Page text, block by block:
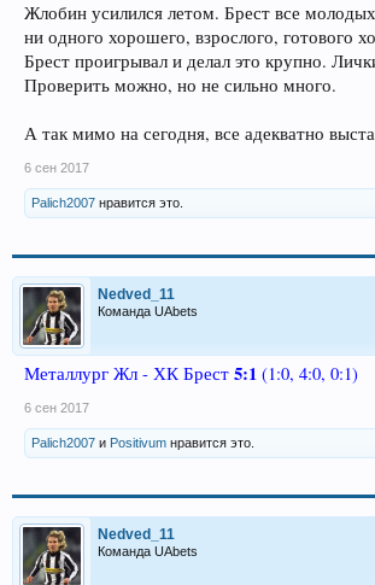
Жлобин усилился летом. Брест все
ни одного хорошего, взрослого, готового
Брест проигрывал и делал это крупно.
Проверить можно, но не сильно много.
А так мимо на сегодня, все адекватно
6 сен 2017
Palich2007 нравится это.
Nedved_11
Команда UAbets
Металлург Жл - ХК Брест 5:1 (1:0, 4:0, 0:1)
6 сен 2017
Palich2007 и Positivum нравится это.
Nedved_11
Команда UAbets